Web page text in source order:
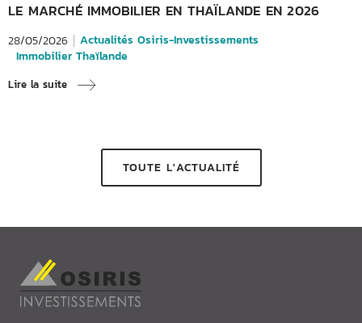
LE MARCHÉ IMMOBILIER EN THAÏLANDE EN 2026
28/05/2026
Actualités Osiris-Investissements
Immobilier Thaïlande
Lire la suite
TOUTE L'ACTUALITÉ